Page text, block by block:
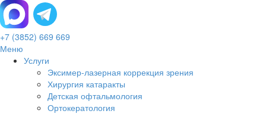
+7 (3852) 669 669
Меню
Услуги
Эксимер-лазерная коррекция зрения
Хирургия катаракты
Детская офтальмология
Ортокератология